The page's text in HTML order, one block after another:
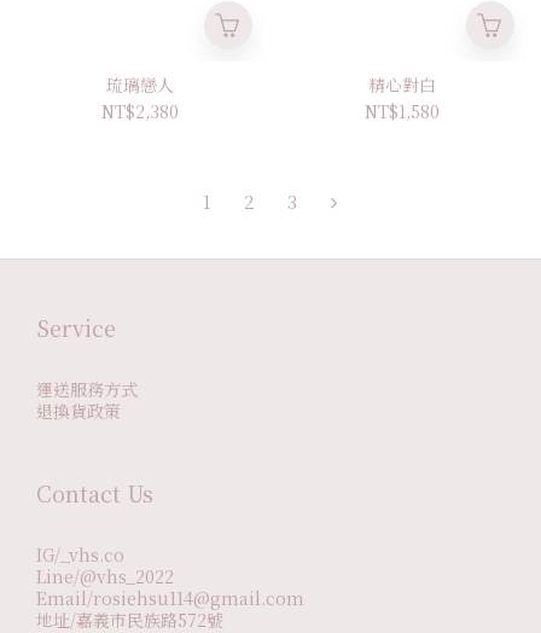
琉璃戀人
NT$2,380
精心對白
NT$1,580
1 2 3
Service
運送服務方式
退換貨政策
Contact Us
IG/_vhs.co
Line/@vhs_2022
Email/rosiehsu114@gmail.com
地址/嘉義市民族路572號